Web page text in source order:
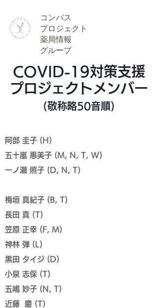
​コンパス
​プロジェクト
薬局情報
グループ
COVID-19対策支援
プロジェクト メンバー
(敬称略50音順)
阿部 圭子 (H)
五十嵐 惠美子 (M, N, T, W)
一ノ瀬 照子 (D, N, T)
梅垣 真紀子 (B, T)
長田 真 (T)
笠原 正幸 (F, M)
神林 弾 (L)
黒田 タイジ (D)
小泉 志保 (T)
五嶋 妙子 (N, T)
​近藤 慶 (T)